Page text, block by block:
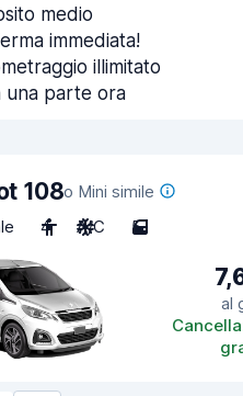
medio
immediata!
illimitato
una parte ora
108o Mini simile
4 A/C 5
al